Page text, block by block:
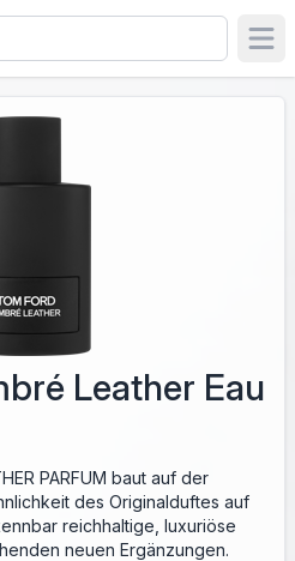
Leather Eau
PARFUM baut auf der
des Originalduftes auf
reichhaltige, luxuriöse
neuen Ergänzungen.